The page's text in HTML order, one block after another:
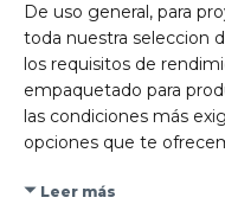
De uso general, para
toda nuestra seleccion
los requisitos de
empaquetado para
las condiciones más
opciones que te
Leer más